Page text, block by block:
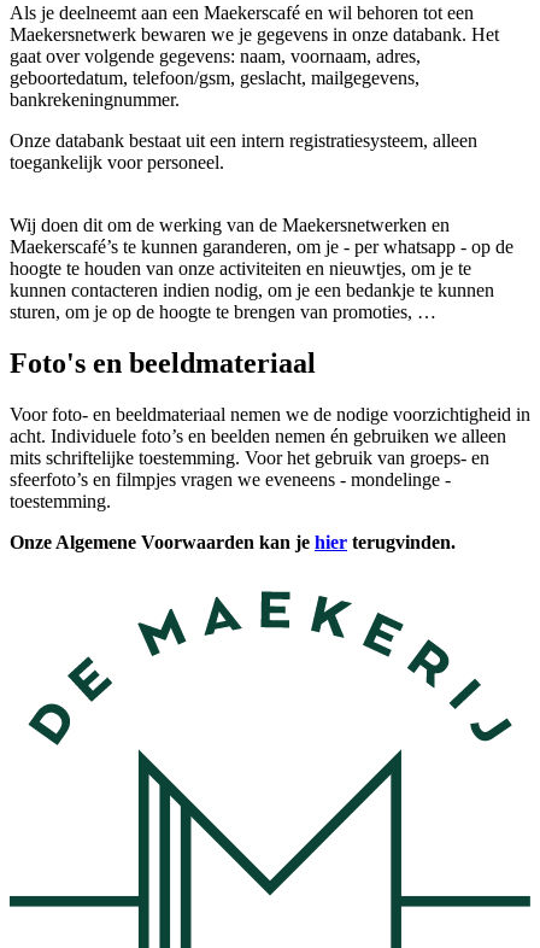
Als je deelneemt aan een Maekerscafé en wil behoren tot een
Maekersnetwerk bewaren we je gegevens in onze databank. Het
gaat over volgende gegevens: naam, voornaam, adres,
geboortedatum, telefoon/gsm, geslacht, mailgegevens,
bankrekeningnummer.
Onze databank bestaat uit een intern registratiesysteem, alleen
toegankelijk voor personeel.
Wij doen dit om de werking van de Maekersnetwerken en
Maekerscafé’s te kunnen garanderen, om je - per whatsapp - op de
hoogte te houden van onze activiteiten en nieuwtjes, om je te
kunnen contacteren indien nodig, om je een bedankje te kunnen
sturen, om je op de hoogte te brengen van promoties, …
Foto's en beeldmateriaal
Voor foto- en beeldmateriaal nemen we de nodige voorzichtigheid in
acht. Individuele foto’s en beelden nemen én gebruiken we alleen
mits schriftelijke toestemming. Voor het gebruik van groeps- en
sfeerfoto’s en filmpjes vragen we eveneens - mondelinge -
toestemming.
Onze Algemene Voorwaarden kan je hier terugvinden.